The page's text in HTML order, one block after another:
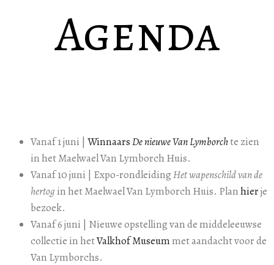
Agenda
Vanaf 1 juni | WinnaarsDe nieuwe Van Lymborchte zien
in het Maelwael Van Lymborch Huis.
Vanaf 10 juni | Expo-rondleidingHet wapenschild van de
hertogin het Maelwael Van Lymborch Huis. Planhierje
bezoek.
Vanaf 6 juni | Nieuwe opstelling van de middeleeuwse
collectie in hetValkhof Museum met aandacht voor de
Van Lymborchs.